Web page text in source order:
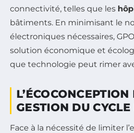
connectivité, telles que les
bâtiments. En minimisant le
électroniques nécessaires,
solution économique et
que technologie peut rimer
L’ÉCOCONCEPTION
GESTION DU
Face à la nécessité de limiter